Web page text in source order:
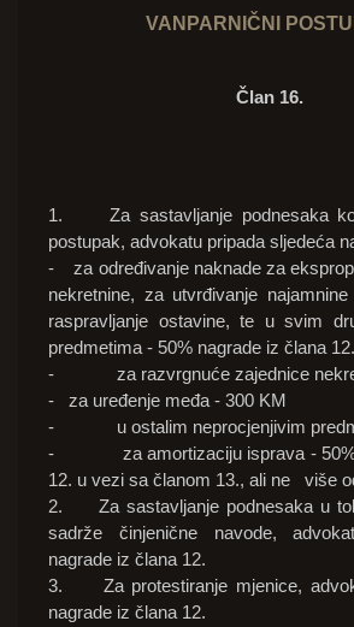
VANPARNIČNI
Član 16.
1. Za sastavljanje podnesaka
postupak, advokatu pripada sljedeća
- za određivanje naknade za
nekretnine, za utvrđivanje
raspravljanje ostavine, te u svim
predmetima - 50% nagrade iz člana 12.
- za razvrgnuće zajednice
- za uređenje međa - 300 KM
- u ostalim neprocjenjivim
- za amortizaciju isprava - 50%
12. u vezi sa članom 13., ali ne više
2. Za sastavljanje podnesaka u
sadrže činjenične navode,
nagrade iz člana 12.
3. Za protestiranje mjenice,
nagrade iz člana 12.